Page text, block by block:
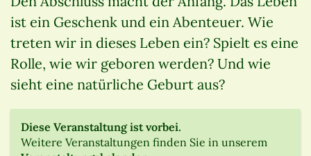
ist ein Geschenk und ein Abenteuer. Wie
treten wir in dieses Leben ein? Spielt es eine
Rolle, wie wir geboren werden? Und wie
sieht eine natürliche Geburt aus?
Diese Veranstaltung ist vorbei.
Weitere Veranstaltungen finden Sie in unserem